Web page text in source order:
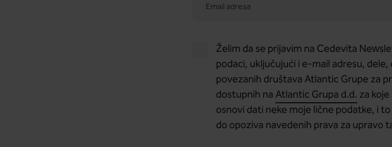
Želim da se prijavim na Cedevita
podaci, uključujući i e-mail adresu,
povezanih društava Atlantic Grupe za
dostupnih naAtlantic Grupa d.d. za
osnovi dati neke moje lične podatke, i
do opoziva navedenih prava za upravo